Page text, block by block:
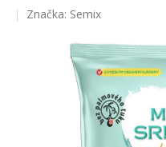
Značka: Semix